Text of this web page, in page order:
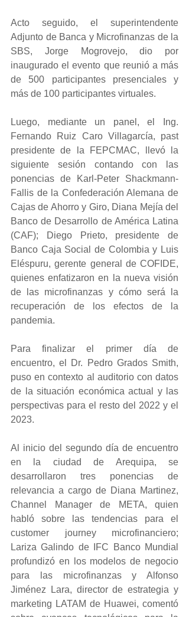
Acto seguido, el superintendente
Adjunto de Banca y Microfinanzas de la
SBS, Jorge Mogrovejo, dio por
inaugurado el evento que reunió a más
de 500 participantes presenciales y
más de 100 participantes virtuales.
Luego, mediante un panel, el Ing.
Fernando Ruiz Caro Villagarcía, past
presidente de la FEPCMAC, llevó la
siguiente sesión contando con las
ponencias de Karl-Peter Shackmann-
Fallis de la Confederación Alemana de
Cajas de Ahorro y Giro, Diana Mejía del
Banco de Desarrollo de América Latina
(CAF); Diego Prieto, presidente de
Banco Caja Social de Colombia y Luis
Eléspuru, gerente general de COFIDE,
quienes enfatizaron en la nueva visión
de las microfinanzas y cómo será la
recuperación de los efectos de la
pandemia.
Para finalizar el primer día de
encuentro, el Dr. Pedro Grados Smith,
puso en contexto al auditorio con datos
de la situación económica actual y las
perspectivas para el resto del 2022 y el
2023.
Al inicio del segundo día de encuentro
en la ciudad de Arequipa, se
desarrollaron tres ponencias de
relevancia a cargo de Diana Martinez,
Channel Manager de META, quien
habló sobre las tendencias para el
customer journey microfinanciero;
Lariza Galindo de IFC Banco Mundial
profundizó en los modelos de negocio
para las microfinanzas y Alfonso
Jiménez Lara, director de estrategia y
marketing LATAM de Huawei, comentó